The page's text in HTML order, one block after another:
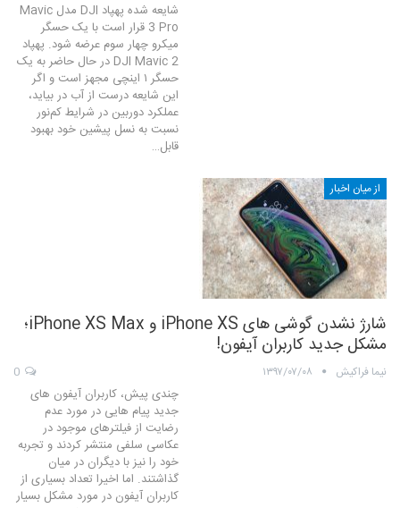
شایعه شده پهپاد DJI مدل Mavic
3 Pro قرار است با یک حسگر
میکرو چهار سوم عرضه شود. پهپاد
DJI Mavic 2 در حال حاضر به یک
حسگر ۱ اینچی مجهز است و اگر
این شایعه درست از آب در بیاید،
عملکرد دوربین در شرایط کم‌نور
نسبت به نسل پیشین خود بهبود
قابل…
از میان اخبار
شارژ نشدن گوشی های iPhone XS و iPhone XS Max؛
مشکل جدید کاربران آیفون!
نیما فراکیش ۱۳۹۷/۰۷/۰۸
چندی پیش، کاربران آیفون های
جدید پیام هایی در مورد عدم
رضایت از فیلترهای موجود در
عکاسی سلفی منتشر کردند و تجربه
خود را نیز با دیگران در میان
گذاشتند. اما اخیرا تعداد بسیاری از
کاربران آیفون در مورد مشکل بسیار